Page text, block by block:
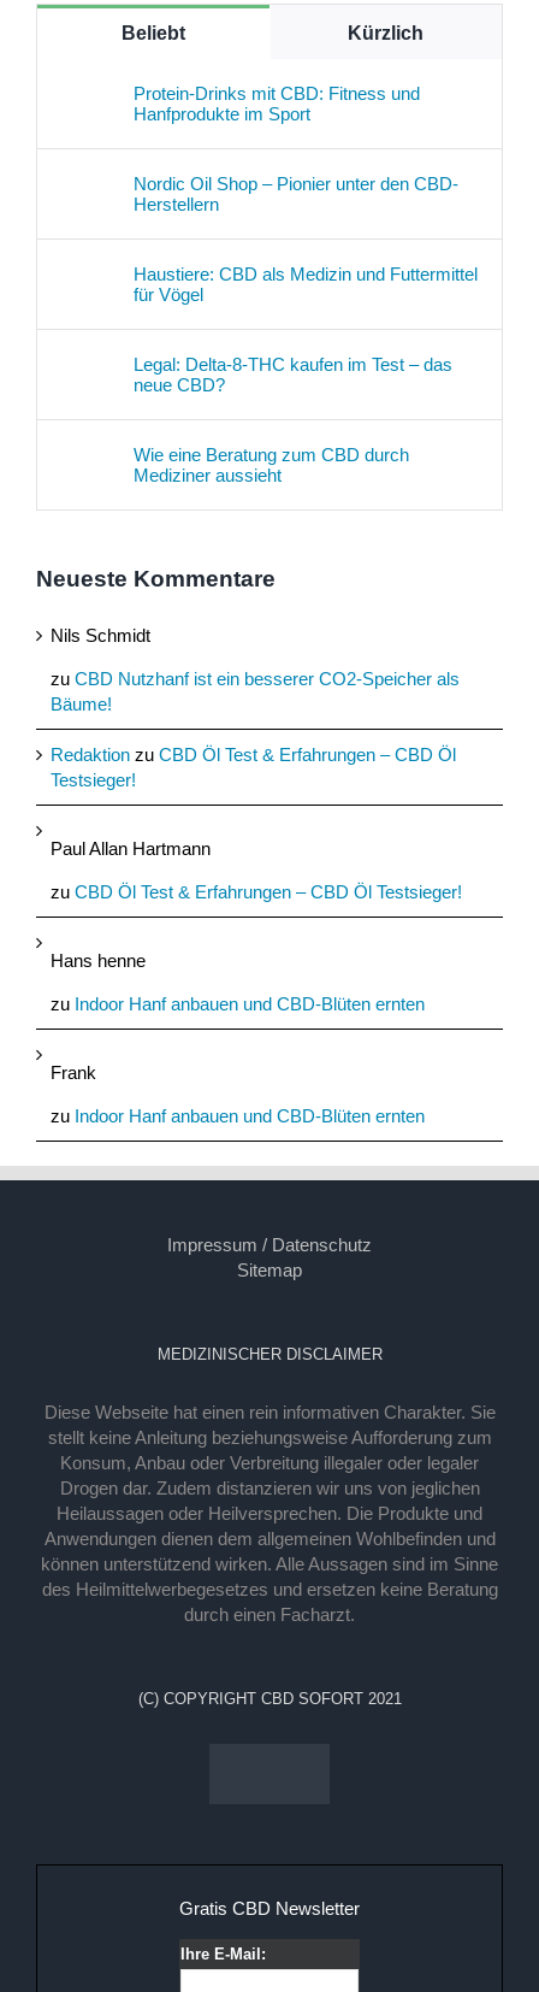
Beliebt Kürzlich
Protein-Drinks mit CBD: Fitness und
Hanfprodukte im Sport
Nordic Oil Shop – Pionier unter den CBD-
Herstellern
Haustiere: CBD als Medizin und Futtermittel
für Vögel
Legal: Delta-8-THC kaufen im Test – das
neue CBD?
Wie eine Beratung zum CBD durch
Mediziner aussieht
Neueste Kommentare
Nils Schmidt
zu CBD Nutzhanf ist ein besserer CO2-Speicher als
Bäume!
Redaktion zu CBD Öl Test & Erfahrungen – CBD Öl
Testsieger!
Paul Allan Hartmann
zu CBD Öl Test & Erfahrungen – CBD Öl Testsieger!
Hans henne
zu Indoor Hanf anbauen und CBD-Blüten ernten
Frank
zu Indoor Hanf anbauen und CBD-Blüten ernten
Impressum / Datenschutz
Sitemap
MEDIZINISCHER DISCLAIMER
Diese Webseite hat einen rein informativen Charakter. Sie
stellt keine Anleitung beziehungsweise Aufforderung zum
Konsum, Anbau oder Verbreitung illegaler oder legaler
Drogen dar. Zudem distanzieren wir uns von jeglichen
Heilaussagen oder Heilversprechen. Die Produkte und
Anwendungen dienen dem allgemeinen Wohlbefinden und
können unterstützend wirken. Alle Aussagen sind im Sinne
des Heilmittelwerbegesetzes und ersetzen keine Beratung
durch einen Facharzt.
(C) COPYRIGHT CBD SOFORT 2021
Gratis CBD Newsletter
Ihre E-Mail: